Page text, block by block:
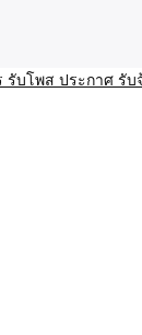
หา
าศ รั
จ้างโพสอสังหา